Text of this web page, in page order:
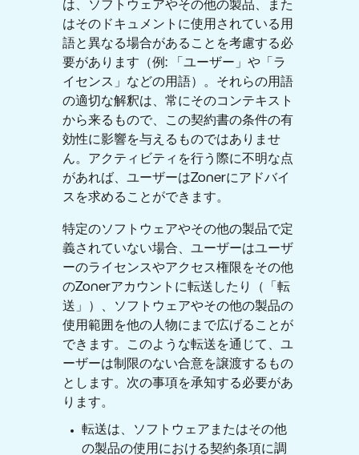
は、ソフトウェアやその他の製品、また
はそのドキュメントに使用されている用
語と異なる場合があることを考慮する必
要があります（例: 「ユーザー」や「ラ
イセンス」などの用語）。それらの用語
の適切な解釈は、常にそのコンテキスト
から来るもので、この契約書の条件の有
効性に影響を与えるものではありませ
ん。アクティビティを行う際に不明な点
があれば、ユーザーはZonerにアドバイ
スを求めることができます。
特定のソフトウェアやその他の製品で定
義されていない場合、ユーザーはユーザ
ーのライセンスやアクセス権限をその他
のZonerアカウントに転送したり（「転
送」）、ソフトウェアやその他の製品の
使用範囲を他の人物にまで広げることが
できます。このような転送を通じて、ユ
ーザーは制限のない合意を譲渡するもの
とします。次の事項を承知する必要があ
ります。
転送は、ソフトウェアまたはその他
の製品の使用における契約条項に調